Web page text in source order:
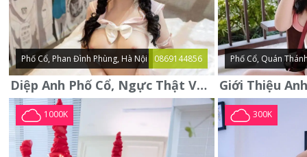
Phố Cổ, Phan Đình Phùng, Hà Nội 0869144856
Diệp Anh Phố Cổ, Ngực Thật Vú To Thơm Tho Quyến Rũ
Phố Cổ, Quán
1000K 300K